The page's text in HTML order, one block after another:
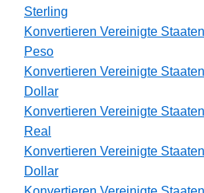
Sterling
Konvertieren Vereinigte
Peso
Konvertieren Vereinigte
Dollar
Konvertieren Vereinigte
Real
Konvertieren Vereinigte
Dollar